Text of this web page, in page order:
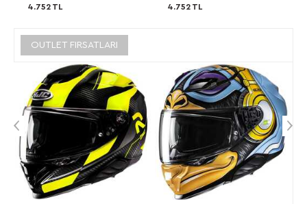
4.752 TL 4.752 TL
OUTLET FIRSATLARI